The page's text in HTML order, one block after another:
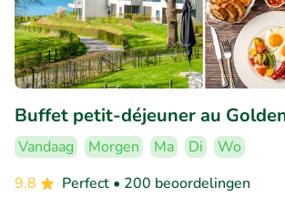
Buffet petit-déjeuner au
Vandaag Morgen Ma Di
Wo
9.8
Perfect • 200 beoordelingen